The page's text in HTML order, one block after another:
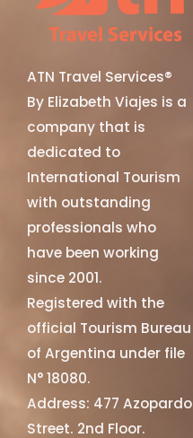
ATN Travel Services®
By Elizabeth Viajes is a
company that is
dedicated to
International Tourism
with outstanding
professionals who
have been working
since 2001.
Registered with the
official Tourism Bureau
of Argentina under file
N° 18080.
Address: 477 Azopardo
Street. 2nd Floor.